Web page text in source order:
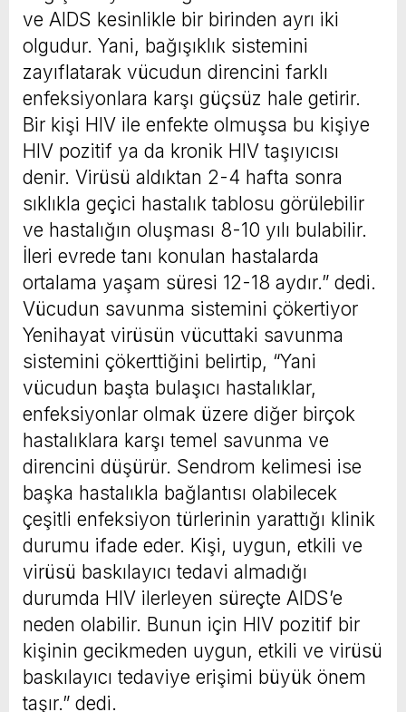
ve AIDS kesinlikle bir birinden ayrı iki
olgudur. Yani, bağışıklık sistemini
zayıflatarak vücudun direncini farklı
enfeksiyonlara karşı güçsüz hale getirir.
Bir kişi HIV ile enfekte olmuşsa bu kişiye
HIV pozitif ya da kronik HIV taşıyıcısı
denir. Virüsü aldıktan 2-4 hafta sonra
sıklıkla geçici hastalık tablosu görülebilir
ve hastalığın oluşması 8-10 yılı bulabilir.
İleri evrede tanı konulan hastalarda
ortalama yaşam süresi 12-18 aydır.” dedi.
Vücudun savunma sistemini çökertiyor
Yenihayat virüsün vücuttaki savunma
sistemini çökerttiğini belirtip, “Yani
vücudun başta bulaşıcı hastalıklar,
enfeksiyonlar olmak üzere diğer birçok
hastalıklara karşı temel savunma ve
direncini düşürür. Sendrom kelimesi ise
başka hastalıkla bağlantısı olabilecek
çeşitli enfeksiyon türlerinin yarattığı klinik
durumu ifade eder. Kişi, uygun, etkili ve
virüsü baskılayıcı tedavi almadığı
durumda HIV ilerleyen süreçte AIDS’e
neden olabilir. Bunun için HIV pozitif bir
kişinin gecikmeden uygun, etkili ve virüsü
baskılayıcı tedaviye erişimi büyük önem
taşır.” dedi.